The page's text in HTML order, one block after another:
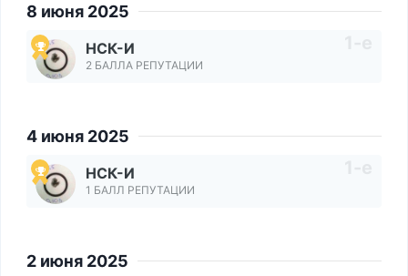
8 июня 2025
НСК-И
2 БАЛЛА РЕПУТАЦИИ
4 июня 2025
НСК-И
1 БАЛЛ РЕПУТАЦИИ
2 июня 2025